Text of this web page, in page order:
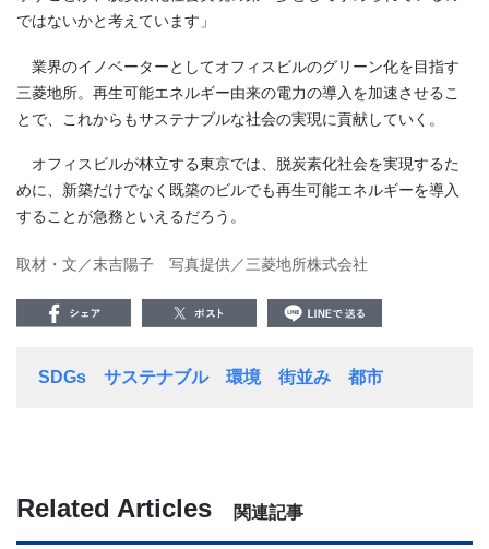
ではないかと考えています」
業界のイノベーターとしてオフィスビルのグリーン化を目指す
三菱地所。再生可能エネルギー由来の電力の導入を加速させるこ
とで、これからもサステナブルな社会の実現に貢献していく。
オフィスビルが林立する東京では、脱炭素化社会を実現するた
めに、新築だけでなく既築のビルでも再生可能エネルギーを導入
することが急務といえるだろう。
取材・文／末吉陽子 写真提供／三菱地所株式会社
SDGs サステナブル 環境 街並み 都市
Related Articles 関連記事